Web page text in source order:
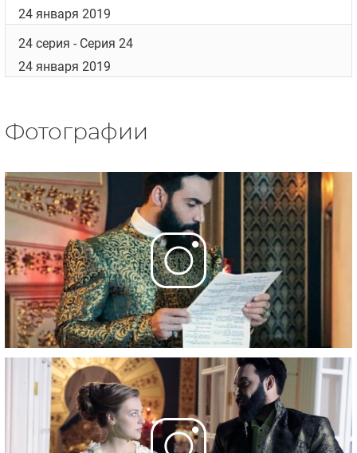
24 января 2019
24 серия - Серия 24
24 января 2019
Фотографии